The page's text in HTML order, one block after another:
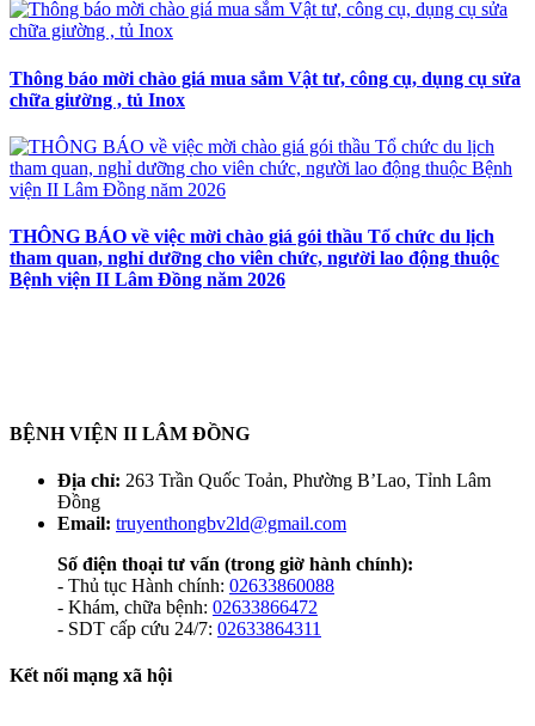
Thông báo mời chào giá mua sắm Vật tư, công cụ, dụng cụ sửa
chữa giường , tủ Inox
THÔNG BÁO về việc mời chào giá gói thầu Tổ chức du lịch
tham quan, nghỉ dưỡng cho viên chức, người lao động thuộc
Bệnh viện II Lâm Đồng năm 2026
BỆNH VIỆN II LÂM ĐỒNG
Địa chỉ: 263 Trần Quốc Toản, Phường B’Lao, Tỉnh Lâm
Đồng
Email: truyenthongbv2ld@gmail.com
Số điện thoại tư vấn (trong giờ hành chính):
- Thủ tục Hành chính: 02633860088
- Khám, chữa bệnh: 02633866472
- SDT cấp cứu 24/7: 02633864311
Kết nối mạng xã hội